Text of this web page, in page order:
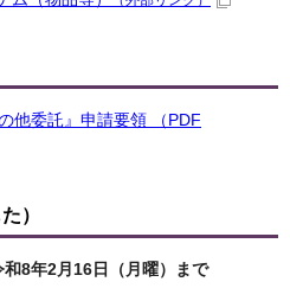
他委託』申請要領 （PDF
）
8年2月16日（月曜）まで